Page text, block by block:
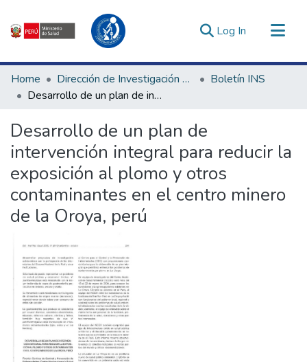
Log In (current)
Communities & Collections
All of DSpace
Estadísticas Externas
Enlaces de interés ▾
Home Dirección de Investigación e Innovación en Salud
Boletín INS
Desarrollo de un plan de intervención integral para reducir la exposición al plomo y otros contaminantes en el centro minero de la Oroya, perú
Desarrollo de un plan de
intervención integral para reducir la
exposición al plomo y otros
contaminantes en el centro minero
de la Oroya, perú